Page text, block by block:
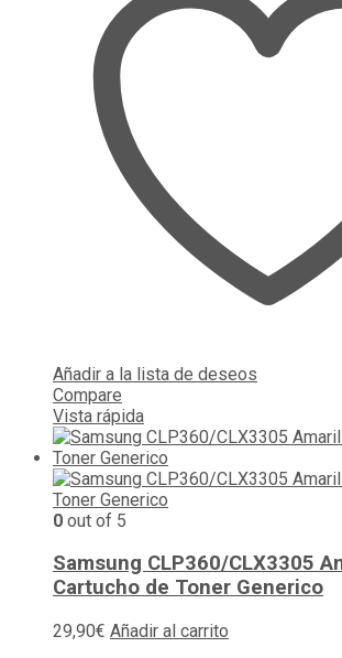
Añadir a la lista de deseos
Compare
Vista rápida
0 out of 5
Samsung CLP360/CLX3305
Cartucho de Toner Generico
29,90€ Añadir al carrito